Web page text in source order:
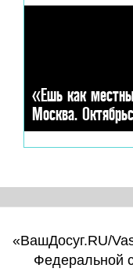
«Ешь как
Москва.
«ВашДосуг.RU/
Федеральной